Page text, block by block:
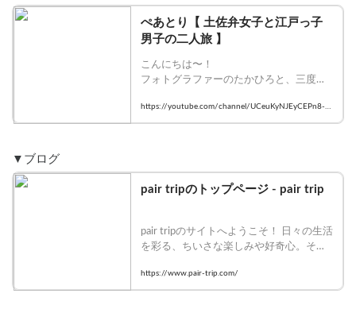
ぺあとり【 土佐弁女子と江戸っ子
男子の二人旅 】
こんにちは〜！
フォトグラファーのたかひろと、三度の
婦チャンネルです。
その夢を叶える時、『日本のことをちゃ
んと話せる日本人になりたい』と思い、
100系ハイエースをキャンピングカー仕
様にDIYして、大好きな滝や穴場な撮影
んでいます。
https://youtube.com/channel/UCeuKyNJEyCEPn8-
BGXqYBfA
▼ブログ
pair tripのトップページ - pair trip
pair tripのサイトへようこそ！ 日々の生活
を彩る、ちいさな楽しみや好奇心。そん
てもらえると嬉しいです🌷
https://www.pair-trip.com/